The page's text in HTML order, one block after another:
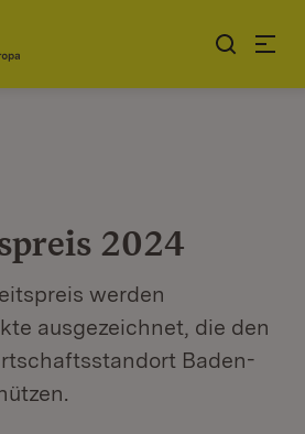
2024
werden
ausgezeichnet, die den
Baden-